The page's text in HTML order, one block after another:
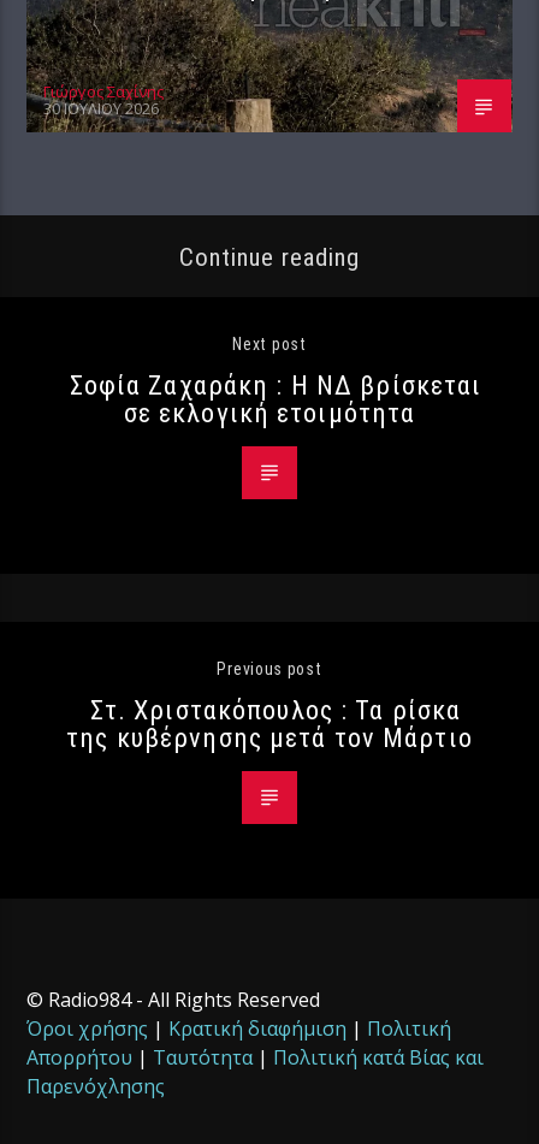
Γιώργος Σαχίνης
30 ΙΟΥΛΊΟΥ 2026
Continue reading
Next post
Σοφία Ζαχαράκη : Η ΝΔ βρίσκεται
σε εκλογική ετοιμότητα
Previous post
Στ. Χριστακόπουλος : Τα ρίσκα
της κυβέρνησης μετά τον Μάρτιο
© Radio984 - All Rights Reserved
Όροι χρήσης | Κρατική διαφήμιση | Πολιτική
Απορρήτου | Ταυτότητα| Πολιτική κατά Βίας και
Παρενόχλησης